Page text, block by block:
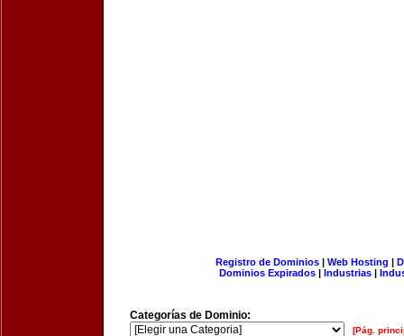
Registro de Dominios| Web Hosting |
Dominios Expirados | Industrias |
Categorías de Dominio:
[Pág.